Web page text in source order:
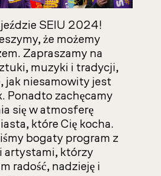
SEIU 2024!
że możemy
Zapraszamy na
muzyki i tradycji,
jak niesamowity jest
Ponadto zachęcamy
się w atmosferę
które Cię kocha.
bogaty program z
artystami, którzy
radość, nadzieję i